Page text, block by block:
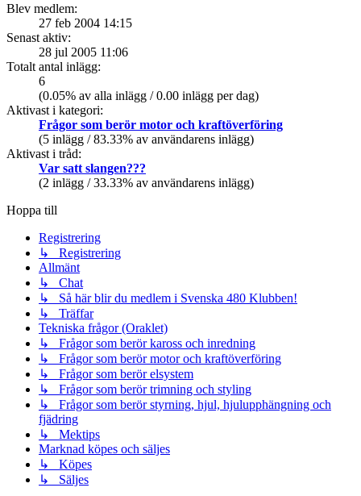
Blev medlem:
27 feb 2004 14:15
Senast aktiv:
28 jul 2005 11:06
Totalt antal inlägg:
6
(0.05% av alla inlägg / 0.00 inlägg per dag)
Aktivast i kategori:
Frågor som berör motor och kraftöverföring
(5 inlägg / 83.33% av användarens inlägg)
Aktivast i tråd:
Var satt slangen???
(2 inlägg / 33.33% av användarens inlägg)
Hoppa till
Registrering
↳ Registrering
Allmänt
↳ Chat
↳ Så här blir du medlem i Svenska 480 Klubben!
↳ Träffar
Tekniska frågor (Oraklet)
↳ Frågor som berör kaross och inredning
↳ Frågor som berör motor och kraftöverföring
↳ Frågor som berör elsystem
↳ Frågor som berör trimning och styling
↳ Frågor som berör styrning, hjul, hjulupphängning och
fjädring
↳ Mektips
Marknad köpes och säljes
↳ Köpes
↳ Säljes